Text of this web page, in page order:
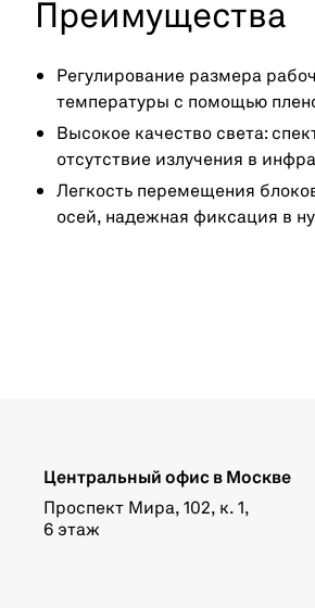
Преимущества
Регулирование размера
температуры с помощью
Высокое качество света:
отсутствие излучения в
Легкость перемещения
осей, надежная фиксация в
Центральный офис в Москве
Проспект Мира, 102, к. 1,
6 этаж